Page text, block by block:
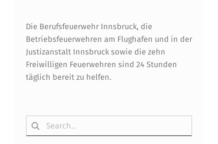
Die Berufsfeuerwehr Innsbruck, die
Betriebsfeuerwehren am Flughafen und in der
Justizanstalt Innsbruck sowie die zehn
Freiwilligen Feuerwehren sind 24 Stunden
täglich bereit zu helfen.
Suchen nach: